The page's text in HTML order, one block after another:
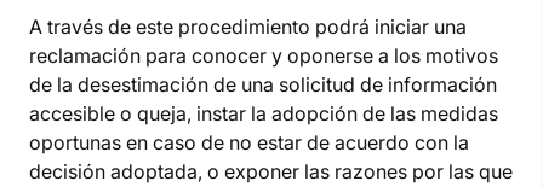
A través de este procedimiento podrá iniciar una
reclamación para conocer y oponerse a los motivos
de la desestimación de una solicitud de información
accesible o queja, instar la adopción de las medidas
oportunas en caso de no estar de acuerdo con la
decisión adoptada, o exponer las razones por las que